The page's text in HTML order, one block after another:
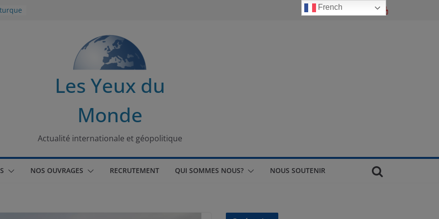
Les Yeux du
Monde
Actualité internationale et géopolitique
NOS OUVRAGES RECRUTEMENT QUI SOMMES NOUS? NOUS SOUTENIR
French